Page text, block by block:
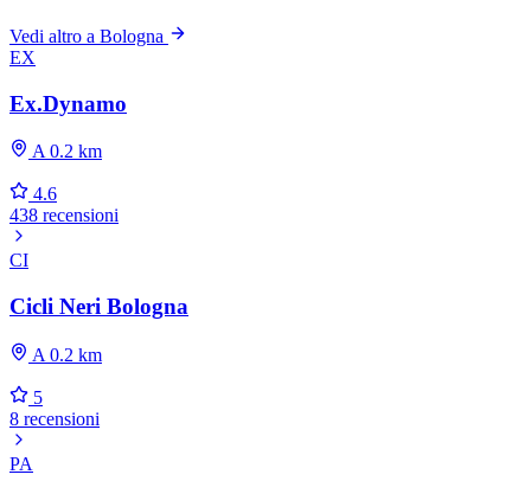
Vedi altro a Bologna
EX
Ex.Dynamo
A 0.2 km
4.6
438 recensioni
CI
Cicli Neri Bologna
A 0.2 km
5
8 recensioni
PA